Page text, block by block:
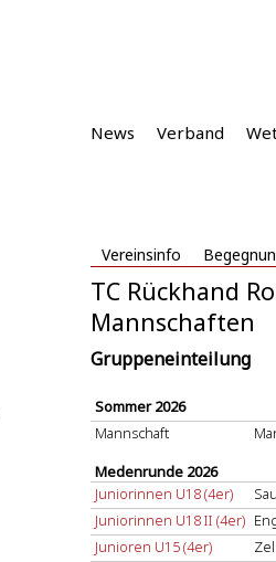
News Verband
Vereinsinfo
TC Rückhand
Mannschaften
Gruppeneinteilung
Sommer 2026
Mannschaft
Medenrunde 2026
Juniorinnen U18 (4er)
Juniorinnen U18 II (4er)
Junioren U15 (4er)